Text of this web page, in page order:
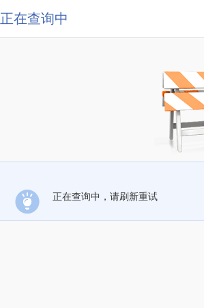
正在查询中
正在查询中，请刷新重试